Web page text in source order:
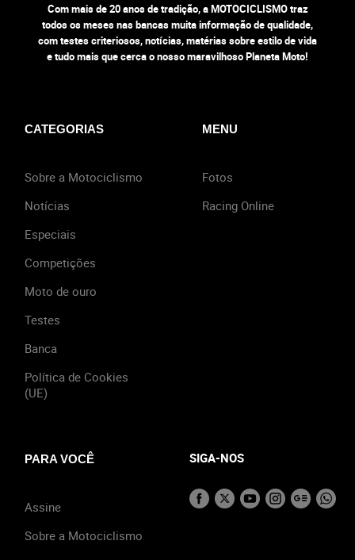
Com mais de 20 anos de tradição, a MOTOCICLISMO traz
todos os meses nas bancas muita informação de qualidade,
com testes criteriosos, notícias, matérias sobre estilo de vida
e tudo mais que cerca o nosso maravilhoso Planeta Moto!
CATEGORIAS
Sobre a Motociclismo
Notícias
Especiais
Competições
Moto de ouro
Testes
Banca
Política de Cookies
(UE)
MENU
Fotos
Racing Online
PARA VOCÊ
Assine
Sobre a Motociclismo
SIGA-NOS